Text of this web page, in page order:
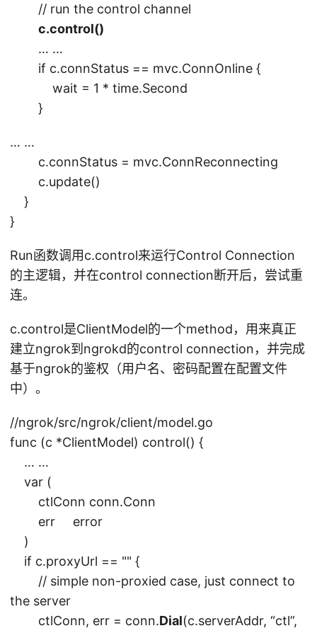
// run the control channel
c.control()
… …
if c.connStatus == mvc.ConnOnline {
wait = 1 * time.Second
}
… …
c.connStatus = mvc.ConnReconnecting
c.update()
}
}
Run函数调用c.control来运行Control Connection
的主逻辑，并在control connection断开后，尝试重
连。
c.control是ClientModel的一个method，用来真正
建立ngrok到ngrokd的control connection，并完成
基于ngrok的鉴权（用户名、密码配置在配置文件
中）。
//ngrok/src/ngrok/client/model.go
func (c *ClientModel) control() {
… …
var (
ctlConn conn.Conn
err error
)
if c.proxyUrl == "" {
// simple non-proxied case, just connect to
the server
ctlConn, err = conn.Dial(c.serverAddr, “ctl”,